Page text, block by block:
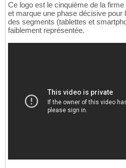
Ce logo est le cinquième de la
et marque une phase décisive pour
des segments (tablettes et
faiblement représentée.